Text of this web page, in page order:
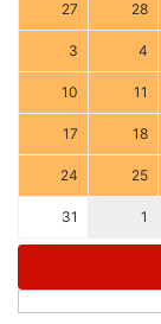
27 28
3 4
10 11
17 18
24 25
31 1